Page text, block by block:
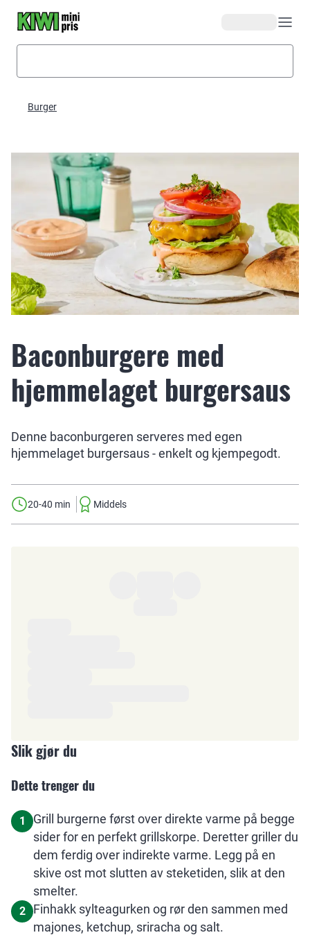
Burger
Baconburgere med
hjemmelaget burgersaus
Denne baconburgeren serveres med egen
hjemmelaget burgersaus - enkelt og kjempegodt.
20-40 min Middels
Slik gjør du
Dette trenger du
1
Grill burgerne først over direkte varme på begge
sider for en perfekt grillskorpe. Deretter griller du
dem ferdig over indirekte varme. Legg på en
skive ost mot slutten av steketiden, slik at den
smelter.
2
Finhakk sylteagurken og rør den sammen med
majones, ketchup, sriracha og salt.